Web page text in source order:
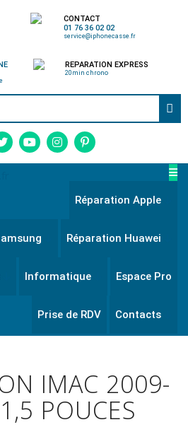
CONTACT
01 76 36 02 02
service@iphonecasse.fr
REPARATION EXPRESS
20min chrono
Réparation Apple
Réparation Huawei
Informatique Espace Pro
Prise de RDV Contacts
IMAC 2009-
POUCES